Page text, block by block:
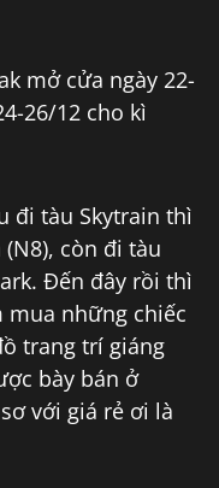
mở cửa ngày 22-
26/12 cho kì
đi tàu Skytrain thì
còn đi tàu
Đến đây rồi thì
những chiếc
trang trí giáng
bày bán ở
với giá rẻ ơi là